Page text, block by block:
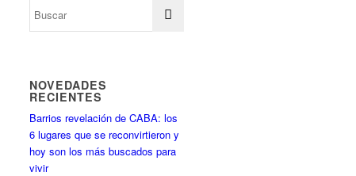
NOVEDADES
RECIENTES
Barrios revelación de CABA: los
6 lugares que se reconvirtieron y
hoy son los más buscados para
vivir